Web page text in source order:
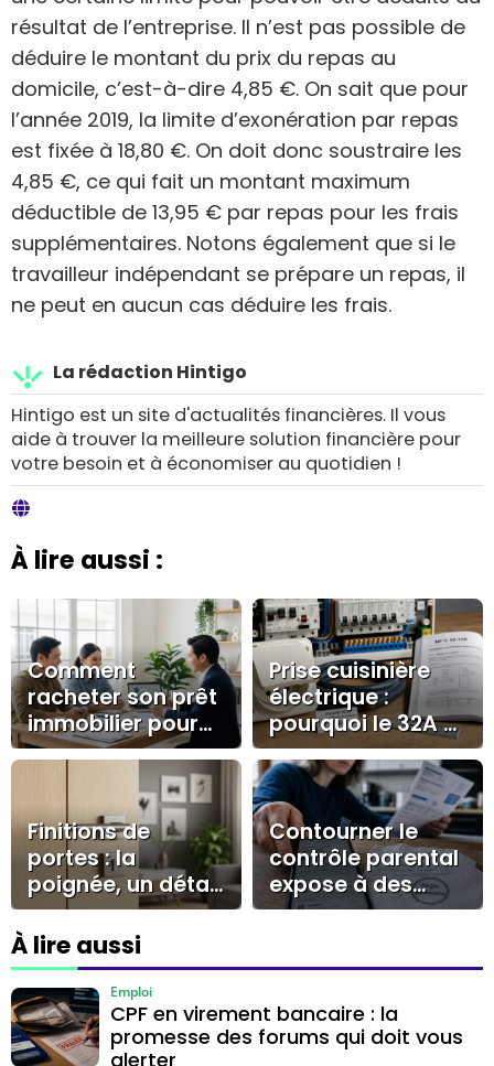
résultat de l’entreprise. Il n’est pas possible de
déduire le montant du prix du repas au
domicile, c’est-à-dire 4,85 €. On sait que pour
l’année 2019, la limite d’exonération par repas
est fixée à 18,80 €. On doit donc soustraire les
4,85 €, ce qui fait un montant maximum
déductible de 13,95 € par repas pour les frais
supplémentaires. Notons également que si le
travailleur indépendant se prépare un repas, il
ne peut en aucun cas déduire les frais.
La rédaction Hintigo
Hintigo est un site d'actualités financières. Il vous
aide à trouver la meilleure solution financière pour
votre besoin et à économiser au quotidien !
À lire aussi :
Comment
racheter son prêt
immobilier pour
réaliser des
durables ?
Prise cuisinière
électrique :
pourquoi le 32A et
le circuit dédié
s’imposent
Finitions de
portes : la
poignée, un détail
qui valorise la
décoration
Contourner le
contrôle parental
expose à des
risques
familiaux et de
À lire aussi
CPF en virement bancaire : la
promesse des forums qui doit vous
alerter
Emploi